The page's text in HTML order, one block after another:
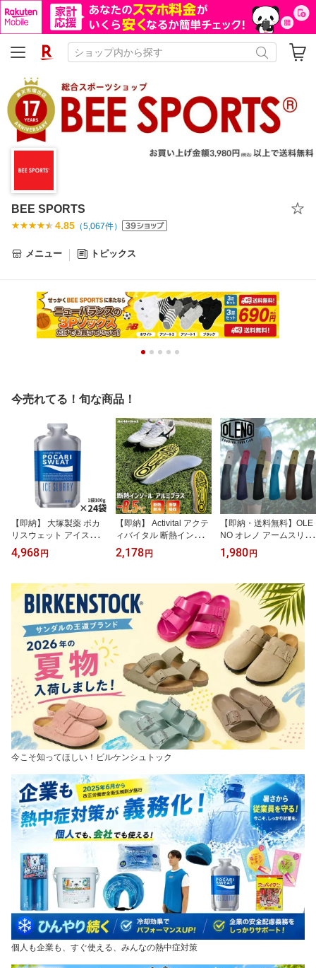
BEE SPORTS
4.85 （5,067件）
メニュー トピックス
今売れてる！旬な商品！
【即納】 大塚製薬 ポカ
リスウェット アイススラ
リー 24個セット テレビ
CM放映中 熱中症対策 ス
企業 施設 学校 まとめ
買い
4,968 円
【即納】 Activital アクテ
ィバイタル 断熱インソー
ル アルミプラス GRA10
04 地熱遮断-8.5℃ 高校野
熱中症対策 足裏 火傷防
止 アーチサポート スパ
イク 中敷き
2,178 円
【即納・送料無料】OLE
NO オレノ アームスリー
ブ 02-038 UL 両手用 2枚
入り 紫外線対策 UVカッ
ンズ レディース ランニ
ング トレイル 日本製 ア
ームカバー【mastersキ
ャンペーン対象品】
1,980 円
今こそ知ってほしい！ビルケンシュトック
個人も企業も、すぐ使える、みんなの熱中症対策